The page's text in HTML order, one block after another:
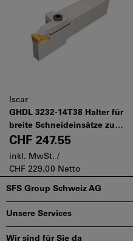
Iscar
GHDL 3232-14T38 Halter für
breite Schneideinsätze zum
Einstechen (12-17.4mm).
CHF 247.55
inkl. MwSt. /
CHF 229.00 Netto
Fußzeile
SFS Group Schweiz AG
Unsere Services
Wir sind für Sie da